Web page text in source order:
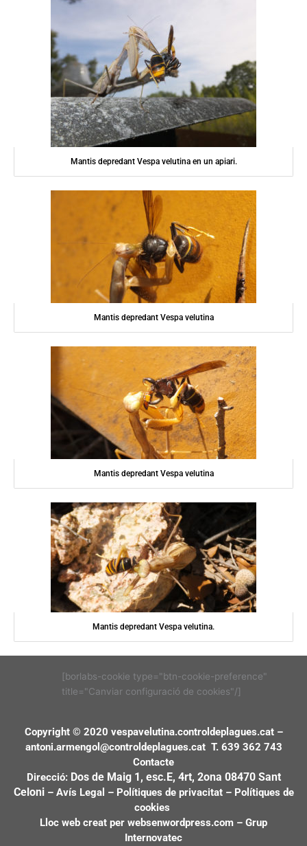
Mantis depredant Vespa velutina en un apiari.
Mantis depredant Vespa velutina
Mantis depredant Vespa velutina
Mantis depredant Vespa velutina.
[borlabs-cookie type="btn-cookie-preference"
title="Canviar configuració de cookies"/]
Copyright © 2020 vespavelutina.controldeplagues.cat –
antoni.armengol@controldeplagues.cat T. 639 362 743
Contacte
Direcció: Dos de Maig 1, esc.E, 4rt, 2ona 08470 Sant
Celoni– Avís Legal – Polítiques de privacitat– Polítiques de
cookies
Lloc web creat per websenwordpress.com – Grup
Internovatec